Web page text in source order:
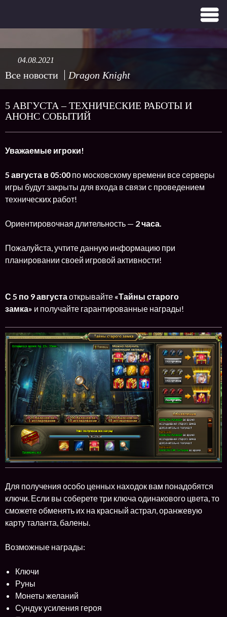
Все новости Dragon Knight
04.08.2021
5 АВГУСТА – ТЕХНИЧЕСКИЕ РАБОТЫ И
АНОНС СОБЫТИЙ
Уважаемые игроки!
5 августа в 05:00 по московскому времени все серверы
игры будут закрыты для входа в связи с проведением
технических работ!
Ориентировочная длительность — 2 часа.
Пожалуйста, учтите данную информацию при
планировании своей игровой активности!
С 5 по 9 августаоткрывайте «Тайны старого
замка» и получайте гарантированные награды!
Для получения особо ценных находок вам понадобятся
ключи. Если вы соберете три ключа одинакового цвета, то
сможете обменять их на красный астрал, оранжевую
карту таланта, балены.
Возможные награды:
Ключи
Руны
Монеты желаний
Сундук усиления героя